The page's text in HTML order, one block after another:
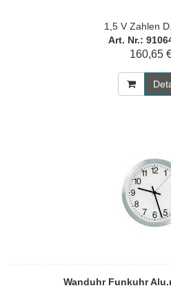
1,5 V Zahlen
Art. Nr.:
160,65
Wanduhr Funkuhr